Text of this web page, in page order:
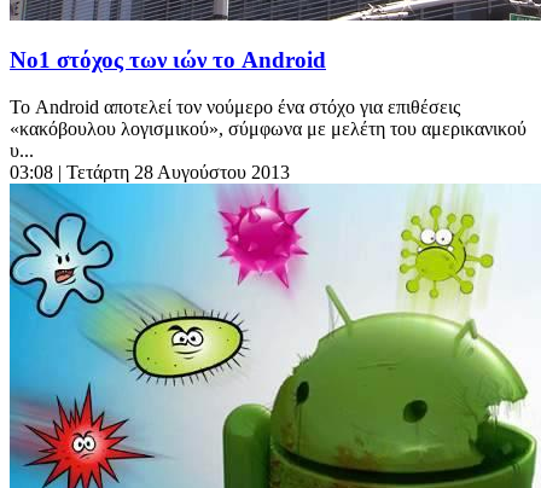
Νο1 στόχος των ιών το Android
Το Android αποτελεί τον νούμερο ένα στόχο για επιθέσεις
«κακόβουλου λογισμικού», σύμφωνα με μελέτη του αμερικανικού
υ...
03:08 | Τετάρτη 28 Αυγούστου 2013